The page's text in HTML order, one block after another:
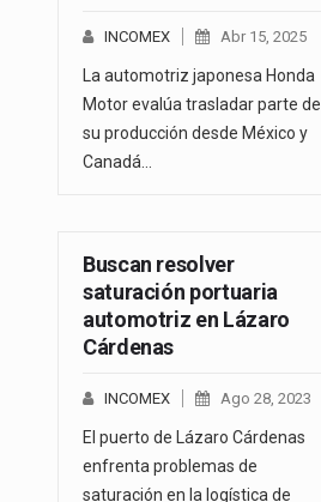
INCOMEX Abr 15, 2025
La automotriz japonesa Honda
Motor evalúa trasladar parte de
su producción desde México y
Canadá…
Buscan resolver
saturación portuaria
automotriz en Lázaro
Cárdenas
INCOMEX Ago 28, 2023
El puerto de Lázaro Cárdenas
enfrenta problemas de
saturación en la logística de